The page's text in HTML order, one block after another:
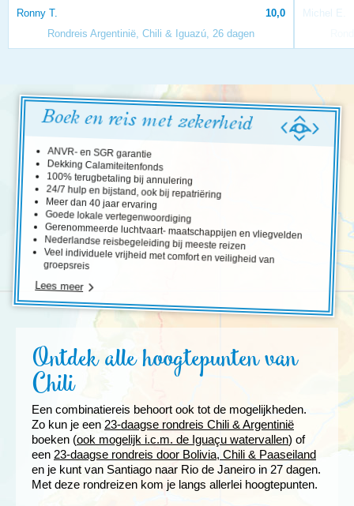
Ronny T.
10,0
Rondreis Argentinië, Chili & Iguazú, 26 dagen
Michel E.
Boek en reis met zekerheid
ANVR- en SGR garantie
Dekking Calamiteitenfonds
100% terugbetaling bij annulering
24/7 hulp en bijstand, ook bij repatriëring
Meer dan 40 jaar ervaring
Goede lokale vertegenwoordiging
Gerenommeerde luchtvaart- maatschappijen en vliegvelden
Nederlandse reisbegeleiding bij meeste reizen
Veel individuele vrijheid met comfort en veiligheid van
groepsreis
Lees meer
Ontdek alle hoogtepunten van
Chili
Een combinatiereis behoort ook tot de mogelijkheden.
Zo kun je een 23-daagse rondreis Chili & Argentinië
boeken (ook mogelijk i.c.m. de Iguaçu watervallen) of
een 23-daagse rondreis door Bolivia, Chili & Paaseiland
en je kunt van Santiago naar Rio de Janeiro in 27 dagen.
Met deze rondreizen kom je langs allerlei hoogtepunten.